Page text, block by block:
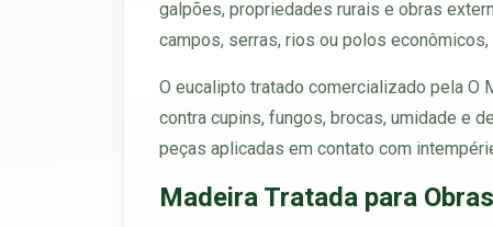
galpões, propriedades rurais e obras
campos, serras, rios ou polos
O eucalipto tratado comercializado pela O
contra cupins, fungos, brocas, umidade e
peças aplicadas em contato com
Madeira Tratada para